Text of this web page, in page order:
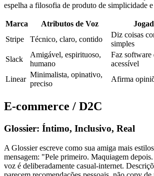
espelha a filosofia de produto de simplicidade
Marca Atributos de Voz
Stripe
Técnico, claro, contido
Diz coisas
simples
Slack
Amigável, espirituoso,
humano
Faz software
acessível
Linear
Minimalista, opinativo,
preciso
Afirma
E-commerce / D2C
Glossier: Íntimo, Inclusivo, Real
A Glossier escreve como sua amiga mais
mensagem: "Pele primeiro. Maquiagem
voz é deliberadamente casual-internet.